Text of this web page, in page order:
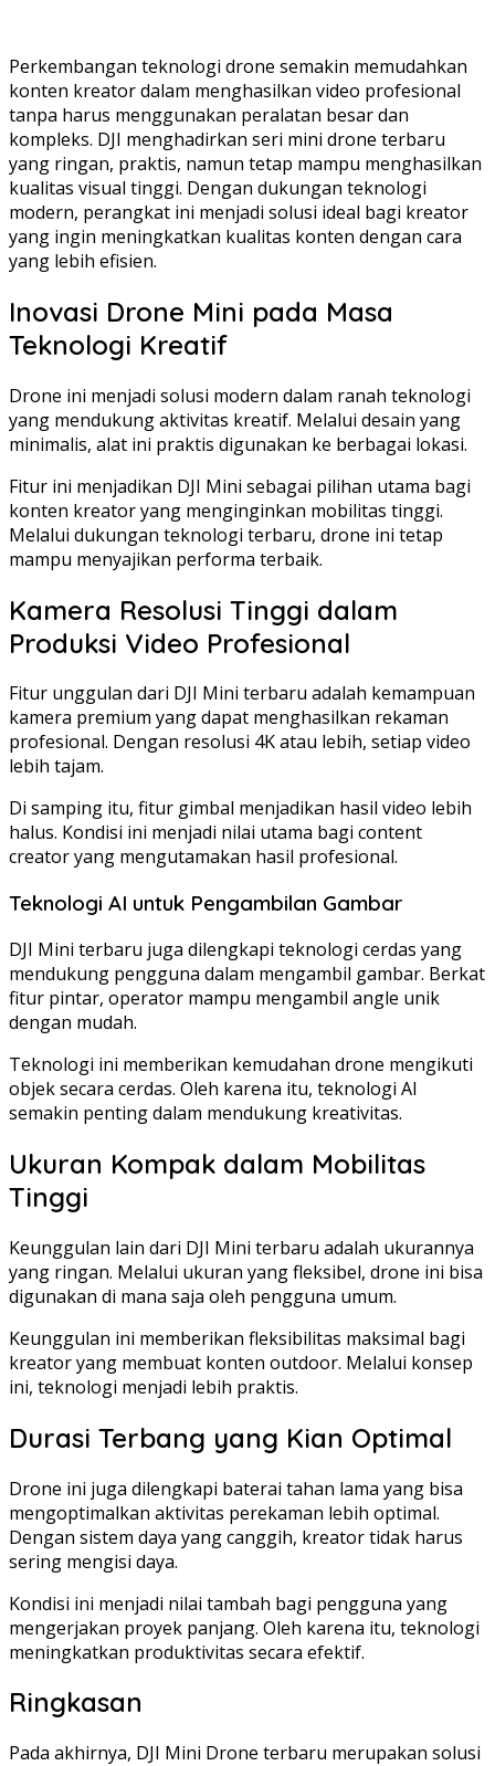
Perkembangan teknologi drone semakin memudahkan
konten kreator dalam menghasilkan video profesional
tanpa harus menggunakan peralatan besar dan
kompleks. DJI menghadirkan seri mini drone terbaru
yang ringan, praktis, namun tetap mampu menghasilkan
kualitas visual tinggi. Dengan dukungan teknologi
modern, perangkat ini menjadi solusi ideal bagi kreator
yang ingin meningkatkan kualitas konten dengan cara
yang lebih efisien.
Inovasi Drone Mini pada Masa
Teknologi Kreatif
Drone ini menjadi solusi modern dalam ranah teknologi
yang mendukung aktivitas kreatif. Melalui desain yang
minimalis, alat ini praktis digunakan ke berbagai lokasi.
Fitur ini menjadikan DJI Mini sebagai pilihan utama bagi
konten kreator yang menginginkan mobilitas tinggi.
Melalui dukungan teknologi terbaru, drone ini tetap
mampu menyajikan performa terbaik.
Kamera Resolusi Tinggi dalam
Produksi Video Profesional
Fitur unggulan dari DJI Mini terbaru adalah kemampuan
kamera premium yang dapat menghasilkan rekaman
profesional. Dengan resolusi 4K atau lebih, setiap video
lebih tajam.
Di samping itu, fitur gimbal menjadikan hasil video lebih
halus. Kondisi ini menjadi nilai utama bagi content
creator yang mengutamakan hasil profesional.
Teknologi AI untuk Pengambilan Gambar
DJI Mini terbaru juga dilengkapi teknologi cerdas yang
mendukung pengguna dalam mengambil gambar. Berkat
fitur pintar, operator mampu mengambil angle unik
dengan mudah.
Teknologi ini memberikan kemudahan drone mengikuti
objek secara cerdas. Oleh karena itu, teknologi AI
semakin penting dalam mendukung kreativitas.
Ukuran Kompak dalam Mobilitas
Tinggi
Keunggulan lain dari DJI Mini terbaru adalah ukurannya
yang ringan. Melalui ukuran yang fleksibel, drone ini bisa
digunakan di mana saja oleh pengguna umum.
Keunggulan ini memberikan fleksibilitas maksimal bagi
kreator yang membuat konten outdoor. Melalui konsep
ini, teknologi menjadi lebih praktis.
Durasi Terbang yang Kian Optimal
Drone ini juga dilengkapi baterai tahan lama yang bisa
mengoptimalkan aktivitas perekaman lebih optimal.
Dengan sistem daya yang canggih, kreator tidak harus
sering mengisi daya.
Kondisi ini menjadi nilai tambah bagi pengguna yang
mengerjakan proyek panjang. Oleh karena itu, teknologi
meningkatkan produktivitas secara efektif.
Ringkasan
Pada akhirnya, DJI Mini Drone terbaru merupakan solusi